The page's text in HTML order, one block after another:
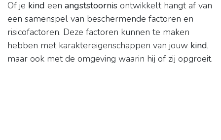
Of je kind een angststoornis ontwikkelt hangt af van
een samenspel van beschermende factoren en
risicofactoren. Deze factoren kunnen te maken
hebben met karaktereigenschappen van jouw kind,
maar ook met de omgeving waarin hij of zij opgroeit.